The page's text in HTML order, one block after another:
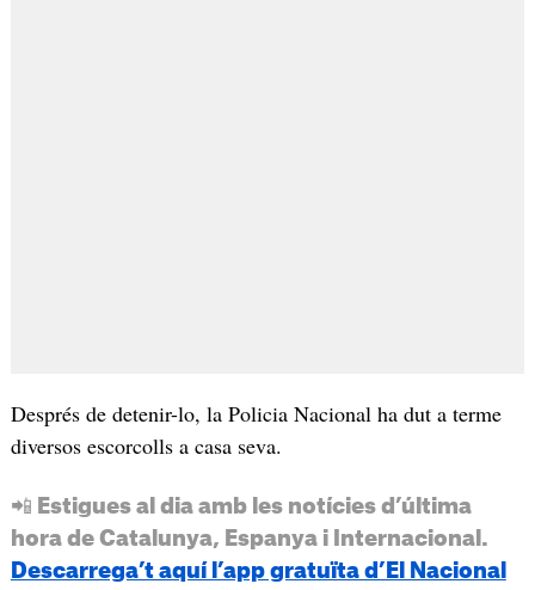
Després de detenir-lo, la Policia Nacional ha dut a terme
diversos escorcolls a casa seva.
📲 Estigues al dia amb les notícies d’última
hora de Catalunya, Espanya i Internacional.
Descarrega’t aquí l’app gratuïta d’El Nacional